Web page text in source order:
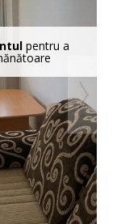
pentru a